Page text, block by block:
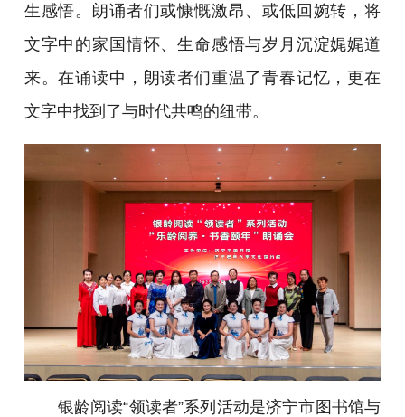
生感悟。朗诵者们或慷慨激昂、或低回婉转，将
文字中的家国情怀、生命感悟与岁月沉淀娓娓道
来。在诵读中，朗读者们重温了青春记忆，更在
文字中找到了与时代共鸣的纽带。
银龄阅读“领读者”系列活动是济宁市图书馆与